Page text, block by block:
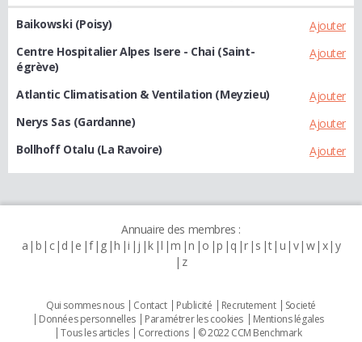
Ajouter
Baikowski (Poisy)
Ajouter
Centre Hospitalier Alpes Isere - Chai (Saint-
égrève)
Ajouter
Atlantic Climatisation & Ventilation (Meyzieu)
Ajouter
Nerys Sas (Gardanne)
Ajouter
Bollhoff Otalu (La Ravoire)
Annuaire des membres :
a b c d e f g h i j k l m n o p q r s t u v w x y
z
Qui sommes nous Contact Publicité Recrutement
Societé
Données personnelles
Paramétrer les cookies
Mentions légales
Tous les articles
Corrections © 2022 CCM Benchmark